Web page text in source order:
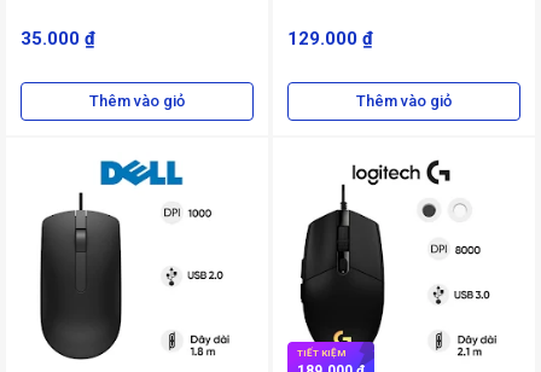
35.000 ₫
Thêm vào giỏ
129.000 ₫
Thêm vào giỏ
TIẾT KIỆM